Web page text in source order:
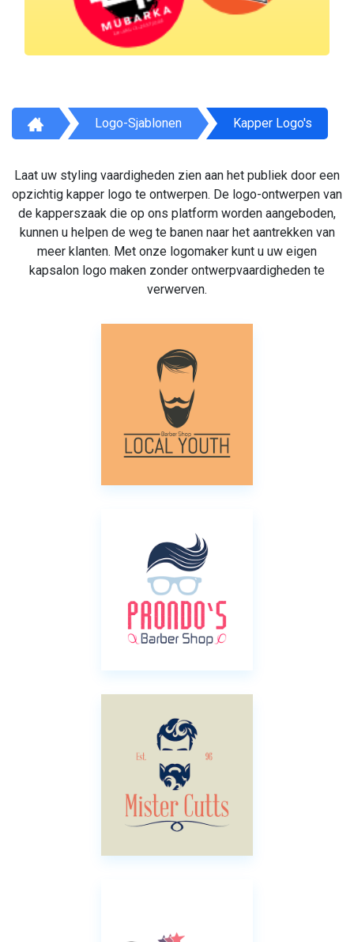
Logo-Sjablonen Kapper Logo's
Laat uw styling vaardigheden zien aan het publiek door een
opzichtig kapper logo te ontwerpen. De logo-ontwerpen van
de kapperszaak die op ons platform worden aangeboden,
kunnen u helpen de weg te banen naar het aantrekken van
meer klanten. Met onze logomaker kunt u uw eigen
kapsalon logo maken zonder ontwerpvaardigheden te
verwerven.